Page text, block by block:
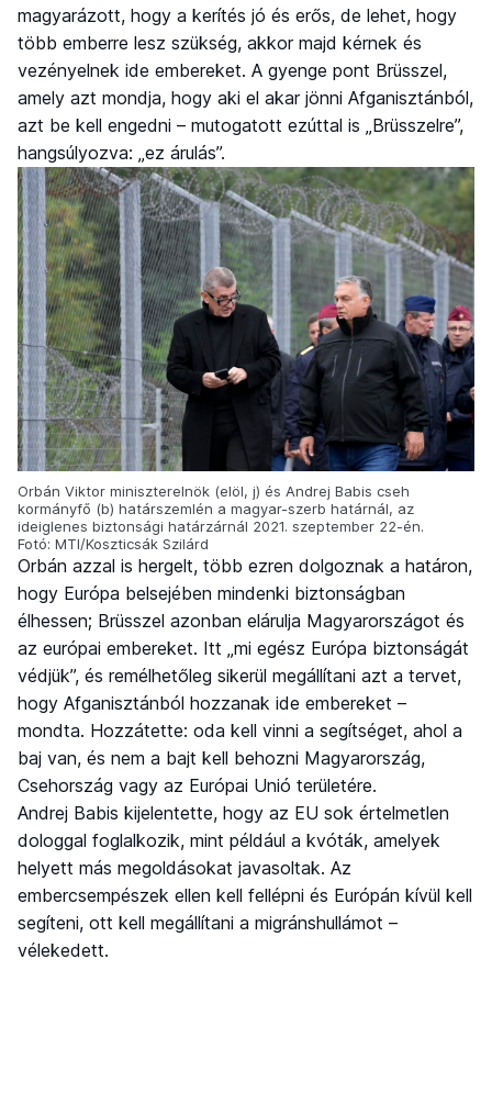
magyarázott, hogy a kerítés jó és erős, de lehet, hogy
több emberre lesz szükség, akkor majd kérnek és
vezényelnek ide embereket. A gyenge pont Brüsszel,
amely azt mondja, hogy aki el akar jönni Afganisztánból,
azt be kell engedni – mutogatott ezúttal is „Brüsszelre”,
hangsúlyozva: „ez árulás”.
Orbán Viktor miniszterelnök (elöl, j) és Andrej Babis cseh
kormányfő (b) határszemlén a magyar-szerb határnál, az
ideiglenes biztonsági határzárnál 2021. szeptember 22-én.
Fotó: MTI/Koszticsák Szilárd
Orbán azzal is hergelt, több ezren dolgoznak a határon,
hogy Európa belsejében mindenki biztonságban
élhessen; Brüsszel azonban elárulja Magyarországot és
az európai embereket. Itt „mi egész Európa biztonságát
védjük”, és remélhetőleg sikerül megállítani azt a tervet,
hogy Afganisztánból hozzanak ide embereket –
mondta. Hozzátette: oda kell vinni a segítséget, ahol a
baj van, és nem a bajt kell behozni Magyarország,
Csehország vagy az Európai Unió területére.
Andrej Babis kijelentette, hogy az EU sok értelmetlen
dologgal foglalkozik, mint például a kvóták, amelyek
helyett más megoldásokat javasoltak. Az
embercsempészek ellen kell fellépni és Európán kívül kell
segíteni, ott kell megállítani a migránshullámot –
vélekedett.